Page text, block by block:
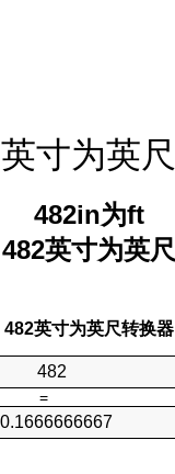
英寸为英尺
482in为ft
482英寸为英尺
482英寸为英尺转换器
=